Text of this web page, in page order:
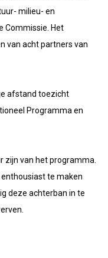
milieu- en
Commissie. Het
van acht partners van
afstand toezicht
Programma en
zijn van het programma.
te maken
deze achterban in te